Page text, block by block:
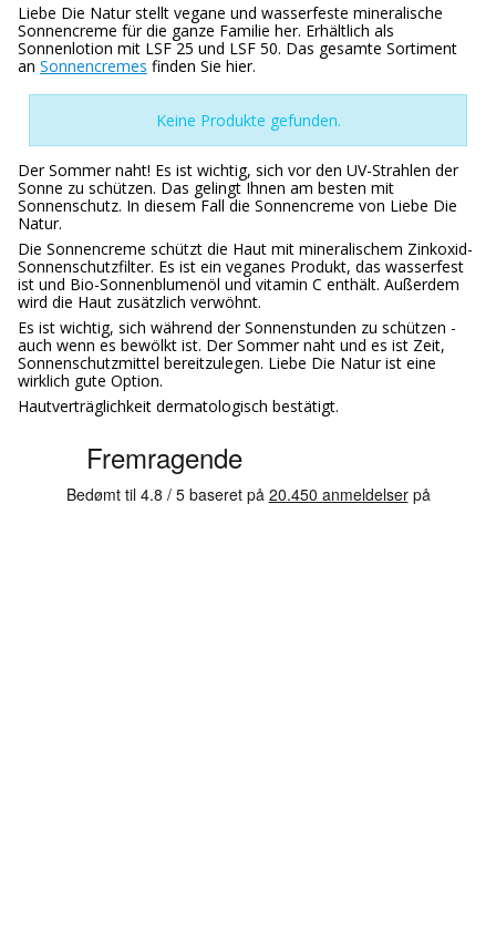
Liebe Die Natur stellt vegane und wasserfeste mineralische
Sonnencreme für die ganze Familie her. Erhältlich als
Sonnenlotion mit LSF 25 und LSF 50. Das gesamte Sortiment
an Sonnencremes finden Sie hier.
Keine Produkte gefunden.
Der Sommer naht! Es ist wichtig, sich vor den UV-Strahlen der
Sonne zu schützen. Das gelingt Ihnen am besten mit
Sonnenschutz. In diesem Fall die Sonnencreme von Liebe Die
Natur.
Die Sonnencreme schützt die Haut mit mineralischem Zinkoxid-
Sonnenschutzfilter. Es ist ein veganes Produkt, das wasserfest
ist und Bio-Sonnenblumenöl und vitamin C enthält. Außerdem
wird die Haut zusätzlich verwöhnt.
Es ist wichtig, sich während der Sonnenstunden zu schützen -
auch wenn es bewölkt ist. Der Sommer naht und es ist Zeit,
Sonnenschutzmittel bereitzulegen. Liebe Die Natur ist eine
wirklich gute Option.
Hautverträglichkeit dermatologisch bestätigt.